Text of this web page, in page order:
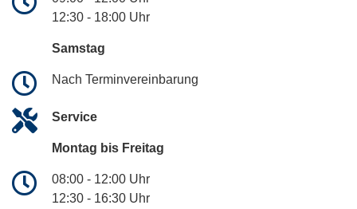
12:30 - 18:00 Uhr
Samstag
Nach Terminvereinbarung
Service
Montag bis Freitag
08:00 - 12:00 Uhr
12:30 - 16:30 Uhr